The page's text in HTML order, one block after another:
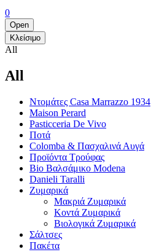
0
Open
Κλείσιμο
All
All
Ντομάτες Casa Marrazzo 1934
Maison Perard
Pasticceria De Vivo
Ποτά
Colomba & Πασχαλινά Αυγά
Προϊόντα Τρούφας
Bio Βαλσάμικο Modena
Danieli Taralli
Ζυμαρικά
Μακριά Ζυμαρικά
Κοντά Ζυμαρικά
Βιολογικά Ζυμαρικά
Σάλτσες
Πακέτα